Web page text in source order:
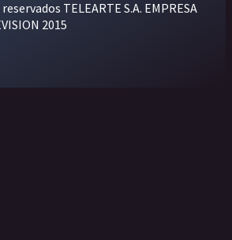
TELEARTE S.A. EMPRESA
2015